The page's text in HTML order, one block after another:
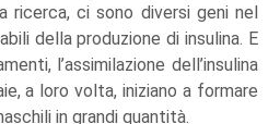
ricerca, ci sono diversi geni nel
della produzione di insulina. E
l’assimilazione dell’insulina
a loro volta, iniziano a formare
in grandi quantità.